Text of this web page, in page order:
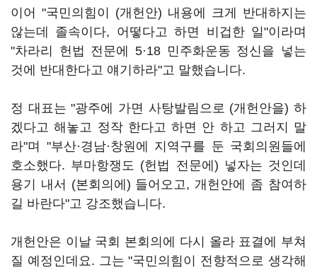
이어 "국민의힘이 (개헌안) 내용에 크게 반대하지는
않는데 졸속이다, 어떻다고 하면 비겁한 일"이라며
"차라리 헌법 전문에 5·18 민주화운동 정신을 넣는
것에 반대한다고 얘기하라"고 말했습니다.
정 대표는 "광주에 가면 사탕발림으로 (개헌안을) 하
겠다고 해놓고 정작 한다고 하면 안 하고 그러지 말
라"며 "부산·경남·창원에 지역구를 둔 국회의원들에
호소했다. 부마항쟁도 (헌법 전문에) 넣자는 것인데
용기 내서 (본회의에) 들어오고, 개헌안에 좀 참여하
길 바란다"고 강조했습니다.
개헌안은 이날 국회 본회의에 다시 올라 표결에 부쳐
질 예정인데요. 그는 "국민의힘이 전향적으로 생각해